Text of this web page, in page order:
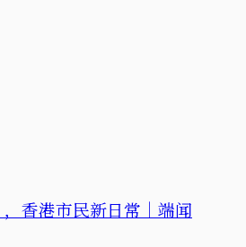
，香港市民新日常｜端闻